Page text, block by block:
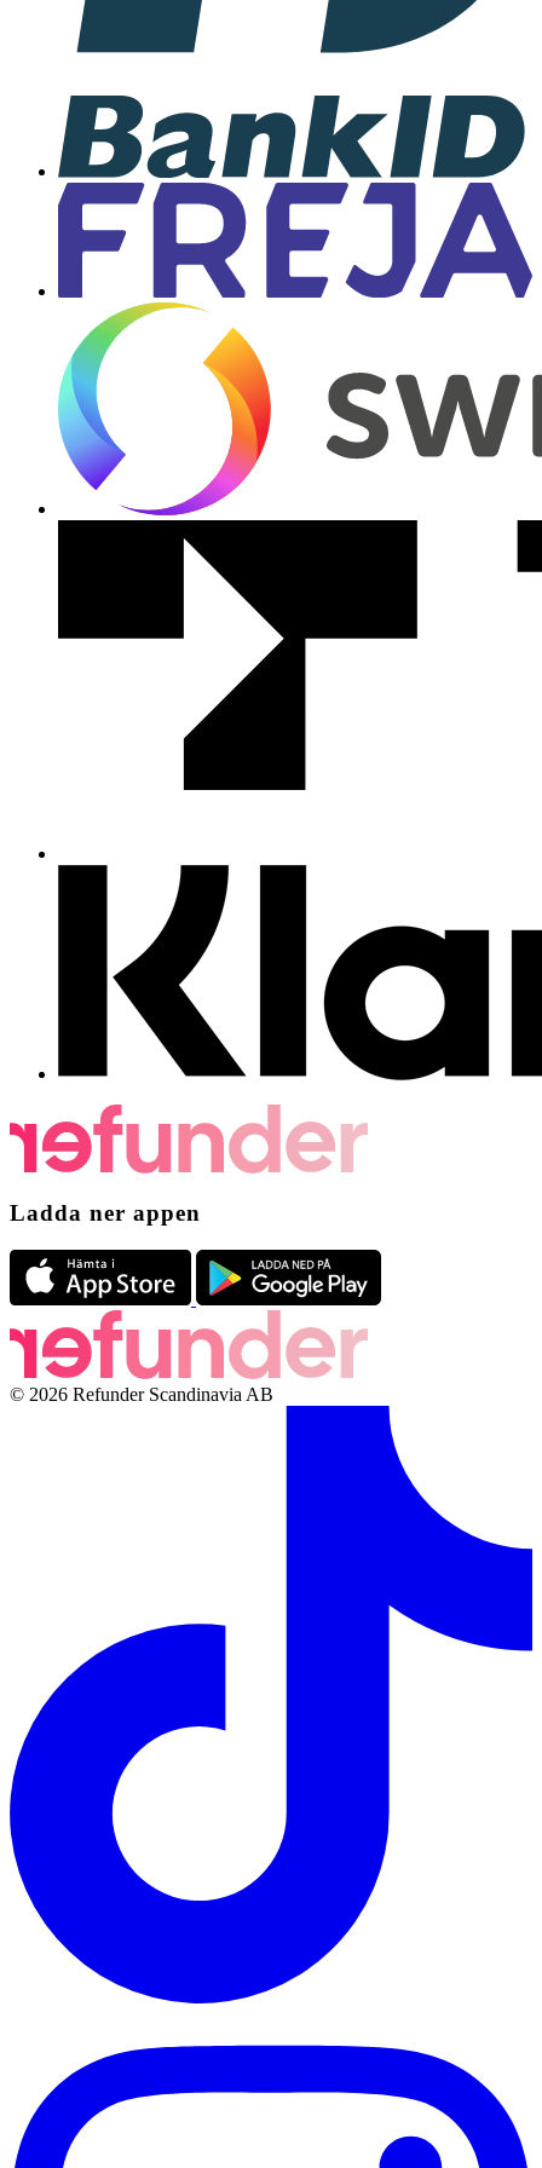
Ladda ner appen
© 2026 Refunder Scandinavia AB